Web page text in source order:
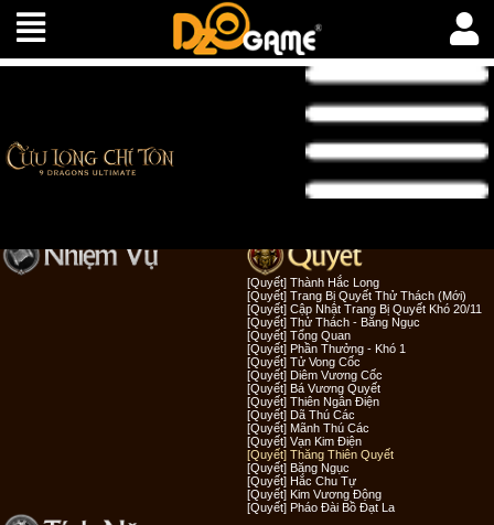
[Quyết] Thành Hắc Long
[Quyết] Trang Bị Quyết Thử Thách (Mới)
[Quyết] Cập Nhật Trang Bị Quyết Khó 20/11
[Quyết] Thử Thách - Băng Ngục
[Quyết] Tổng Quan
[Quyết] Phần Thưởng - Khó 1
[Quyết] Tử Vong Cốc
[Quyết] Diêm Vương Cốc
[Quyết] Bá Vương Quyết
[Quyết] Thiên Ngân Điện
[Quyết] Dã Thú Các
[Quyết] Mãnh Thú Các
[Quyết] Vạn Kim Điện
[Quyết] Thăng Thiên Quyết
[Quyết] Băng Ngục
[Quyết] Hắc Chu Tự
[Quyết] Kim Vương Động
[Quyết] Pháo Đài Bồ Đạt La